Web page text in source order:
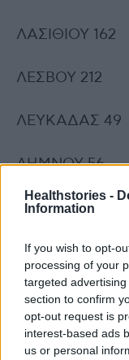
Healthstories -
Information
If you wish to opt-
processing of your
targeted
section to confirm
opt-out request is
interest-based ads
us or personal
ΛΑΣΙΘΙΟΥ 162
ΛΕΣΒΟΥ 212
ΛΕΥΚΑΔΑΣ 49
ΛΗΜΝΟΥ 56
ΜΑΓΝΗΣΙΑΣ 222
ΜΕΣΣΗΝΙΑΣ
ΜΗΛΟΥ 4
ΜΥΚΟΝΟΥ 71